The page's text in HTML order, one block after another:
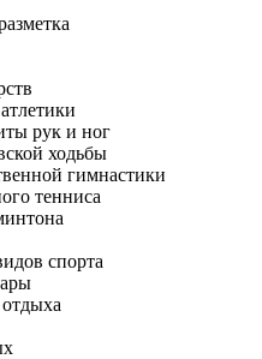
рук и ног
ходьбы
гимнастики
тенниса
спорта